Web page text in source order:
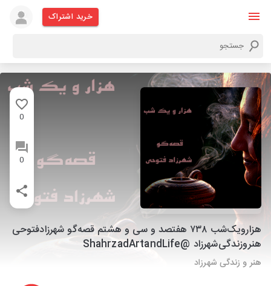
خرید اشتراک
0
0
هزارویک‌شب ۷۳۸ هفتصد و سی و هشتم قصه‌گو شهرزاد‌فتوحی
هنر‌و‌زندگی‌شهرزاد @ShahrzadArtandLife
هنر و زندگی شهرزاد